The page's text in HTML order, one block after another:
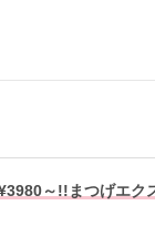
～!!まつげエ